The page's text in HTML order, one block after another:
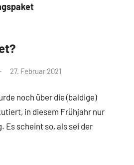
27. Februar 2021
noch über die (baldige)
in diesem Frühjahr nur
Es scheint so, als sei der